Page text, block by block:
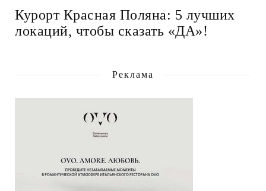
Курорт Красная Поляна: 5 лучших
локаций, чтобы сказать «ДА»!
Реклама